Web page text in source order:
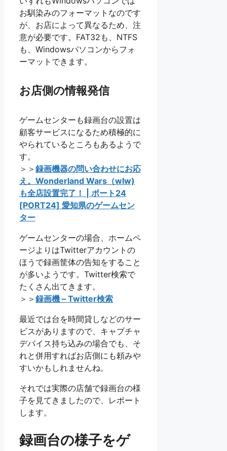
お馴染みのフォーマットなのです
が、お店によって異なるため、注
意が必要です。FAT32も、NTFS
も、Windowsパソコンからフォ
ーマットできます。
お店側の情報発信
ゲームセンターも録画台の設置は
顧客サービスになるため積極的に
やられているところもあるようで
す。
＞＞ 録画機器の問い合わせにお応
え。Wonderland Wars（wlw)
も全店設置完了！ | ポート24
[PORT24] 愛知県のゲームセン
ター
ゲームセンターの場合、ホームペ
ージよりはTwitterアカウントの
ほうで録画筐体の告知をすること
が多いようです。Twitter検索で
たくさん出てきます。
＞＞ 録画機 – Twitter検索
最近では台を時間貸しなどのサー
ビスがありますので、キャプチャ
デバイス持ち込みの場合でも、そ
れと併用すればお店側にも頼みや
すいかもしれませんね。
それでは実際の店舗で録画台の様
子を見てきましたので、レポート
します。
録画台の様子をゲ